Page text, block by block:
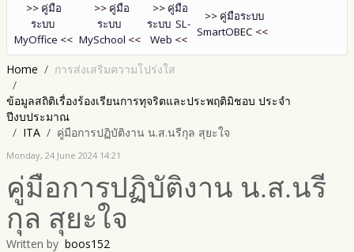
>> คู่มือ
ระบบ
MyOffice <<
>> คู่มือ
ระบบ
MySchool <<
>> คู่มือ
ระบบ SL-
Web <<
>> คู่มือระบบ
SmartOBEC <<
Home การส่งเสริมความโปร่งใส
ข้อมูลสถิติเรื่องร้องเรียนการทุจริตและประพฤติมิชอบ ประจำ
ปีงบประมาณ
ITA
คู่มือการปฏิบัติงาน น.ส.นรีกุล สุยะใจ
Monday, 24 June 2024 14:21
คู่มือการปฏิบัติงาน น.ส.นรี
กุล สุยะใจ
Written by boos152